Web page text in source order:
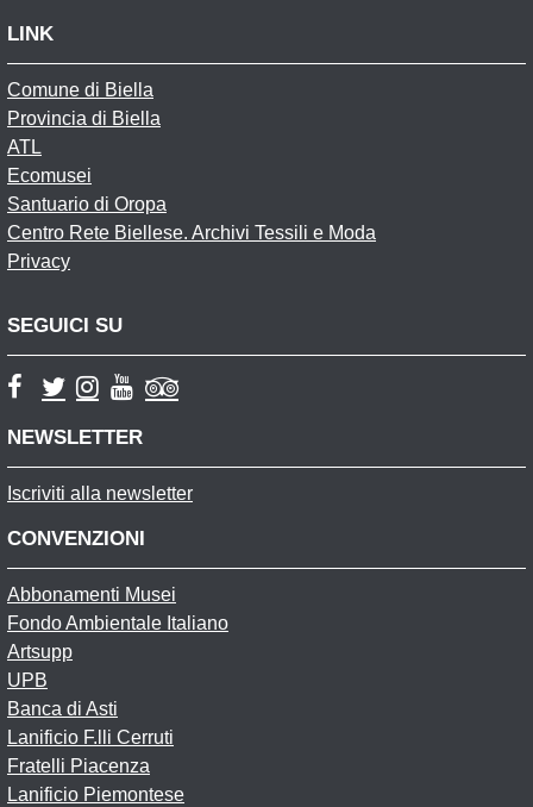
LINK
Comune di Biella
Provincia di Biella
ATL
Ecomusei
Santuario di Oropa
Centro Rete Biellese. Archivi Tessili e Moda
Privacy
SEGUICI SU
NEWSLETTER
Iscriviti alla newsletter
CONVENZIONI
Abbonamenti Musei
Fondo Ambientale Italiano
Artsupp
UPB
Banca di Asti
Lanificio F.lli Cerruti
Fratelli Piacenza
Lanificio Piemontese